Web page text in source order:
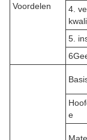
Voordelen
4.
5.
e